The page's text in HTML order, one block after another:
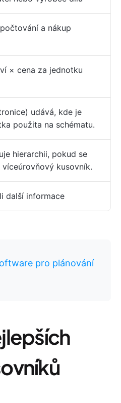
a nákup
× cena za jednotku
udává, kde je
použita na schématu.
hierarchii, pokud se
víceúrovňový kusovník.
další informace
pro plánování